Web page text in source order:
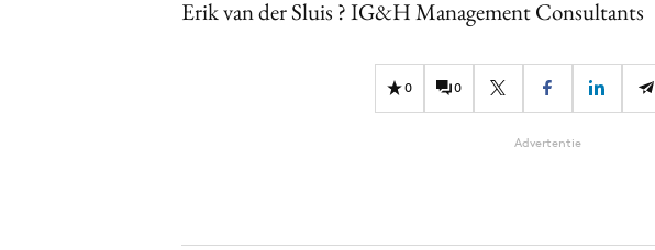
Erik van der Sluis ? IG&H Management Consultants
0 0
Advertentie